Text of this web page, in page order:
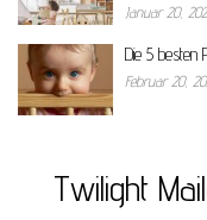
Januar 20,
Die 5 besten
Februar 20,
Twilight